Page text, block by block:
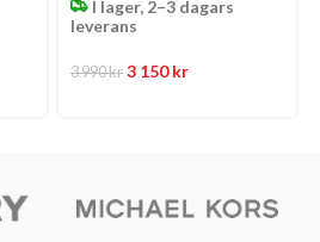
I lager, 2–3 dagars
leverans
3 990kr 3 150kr